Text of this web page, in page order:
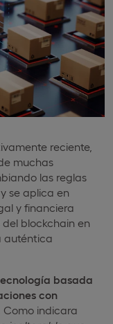
reciente,
muchas
las reglas
se aplica en
y financiera
del blockchain en
auténtica
basada
con
. Como indicara